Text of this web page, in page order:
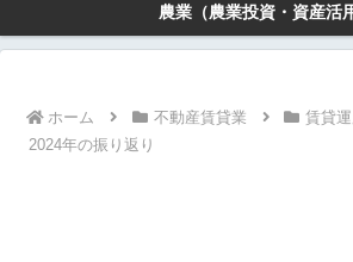
農業（農業投資・資産活
ホーム 不動産賃貸業
賃貸
2024年の振り返り